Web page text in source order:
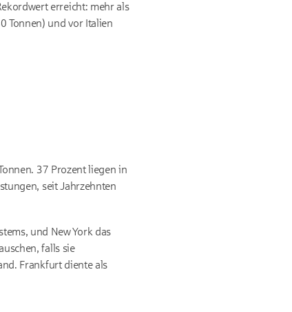
erreicht: mehr als
Tonnen) und vor Italien
37 Prozent liegen in
seit Jahrzehnten
und New York das
falls sie
Frankfurt diente als